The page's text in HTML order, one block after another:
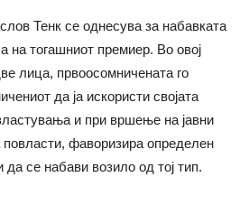
Тенк се однесува за набавката
на тогашниот премиер. Во овој
лица, првоосомничената го
да ја искористи својата
и при вршење на јавни
повласти, фаворизира определен
да се набави возило од тој тип.